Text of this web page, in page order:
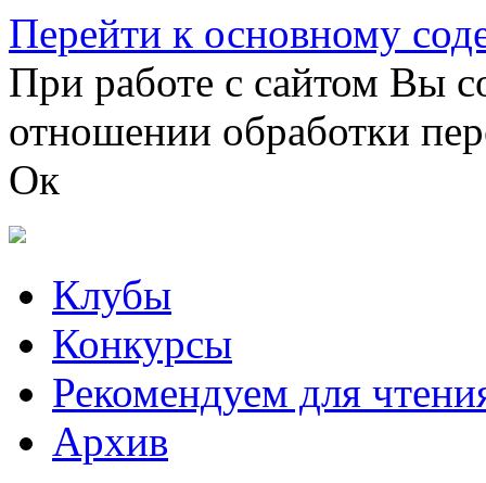
Перейти к основному
При работе с сайтом Вы
отношении обработки
Ок
Клубы
Конкурсы
Рекомендуем для
Архив